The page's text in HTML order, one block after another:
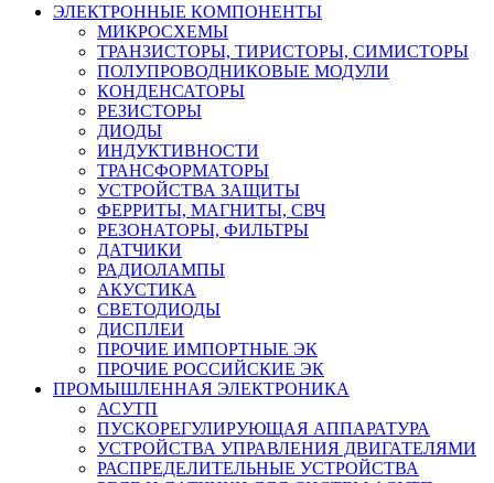
ЭЛЕКТРОННЫЕ КОМПОНЕНТЫ
МИКРОСХЕМЫ
ТРАНЗИСТОРЫ, ТИРИСТОРЫ, СИМИСТОРЫ
ПОЛУПРОВОДНИКОВЫЕ МОДУЛИ
КОНДЕНСАТОРЫ
РЕЗИСТОРЫ
ДИОДЫ
ИНДУКТИВНОСТИ
ТРАНСФОРМАТОРЫ
УСТРОЙСТВА ЗАЩИТЫ
ФЕРРИТЫ, МАГНИТЫ, СВЧ
РЕЗОНАТОРЫ, ФИЛЬТРЫ
ДАТЧИКИ
РАДИОЛАМПЫ
АКУСТИКА
СВЕТОДИОДЫ
ДИСПЛЕИ
ПРОЧИЕ ИМПОРТНЫЕ ЭК
ПРОЧИЕ РОССИЙСКИЕ ЭК
ПРОМЫШЛЕННАЯ ЭЛЕКТРОНИКА
АСУТП
ПУСКОРЕГУЛИРУЮЩАЯ АППАРАТУРА
УСТРОЙСТВА УПРАВЛЕНИЯ ДВИГАТЕЛЯМИ
РАСПРЕДЕЛИТЕЛЬНЫЕ УСТРОЙСТВА